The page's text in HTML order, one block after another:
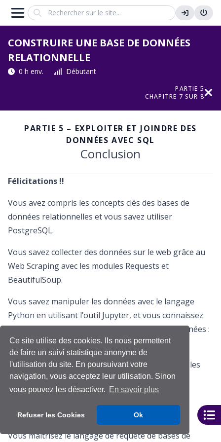
Ce site utilise des cookies. Ils nous permettent
de faire un suivi statistique anonyme de
l'utilisation du site. En poursuivant votre
navigation, vous acceptez leur utilisation. Sinon
vous pouvez les désactiver. En savoir plus
Refuser les Cookies Ok
Search
CONSTRUIRE UNE BASE DE DONNÉES
RELATIONNELLE
0 h env. Débutant
PARTIE 5
CHAPITRE 7 SUR 8
PARTIE 5 – EXPLOITER ET JOINDRE DES
DONNÉES AVEC SQL
Conclusion
Félicitations !!
Vous avez compris les concepts clés des bases de
données relationnelles et vous savez utiliser
PostgreSQL.
Vous savez collecter des données sur le web grâce au
Web Scraping avec les modules Requests et
BeautifulSoup.
Vous savez manipuler les données avec le langage
Python en utilisant l’outil Jupyter, et vous connaissez
les modules essentiels de la manipulation de données :
Numpy, Pandas.
Vous savez créer des graphiques en Python avec les
modules Matplotlib et Seaborn.
données relationnelles.
Vous maitrisez le langage de requête de bases de